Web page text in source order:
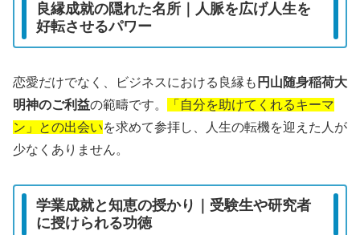
良縁成就の隠れた名所｜人脈を広げ人生を
好転させるパワー
恋愛だけでなく、ビジネスにおける良縁も 円山随身稲荷大
明神のご利益の範疇です。
「自分を助けてくれるキーマ
ン」との出会いを求めて参拝し、人生の転機を迎えた人が
少なくありません。
学業成就と知恵の授かり｜受験生や研究者
に授けられる功徳